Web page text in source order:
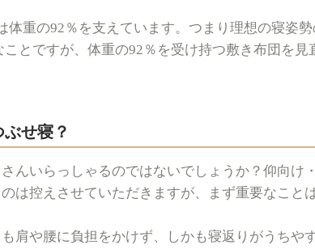
重の92％を支えています。つまり理想の寝姿
とですが、体重の92％を受け持つ敷き布団を見
せ寝？
んいらっしゃるのではないでしょうか？仰向け
は控えさせていただきますが、まず重要なこと
肩や腰に負担をかけず、しかも寝返りがうちや